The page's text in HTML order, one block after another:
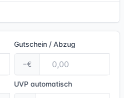
Gutschein / Abzug
−€
UVP automatisch